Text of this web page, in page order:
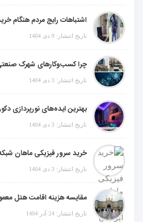
اشتباهات رایج مردم هنگام
تاریخ انتشار: 9 دی 1404
تاریخ انتشار: 3 دی 1404
تاریخ انتشار: 3 دی 1404
خرید سرور فیزیکی ماهان شبکه
تاریخ انتشار: 3 دی 1404
تاریخ انتشار: 24 آذر 1404